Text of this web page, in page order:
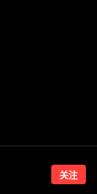
关注